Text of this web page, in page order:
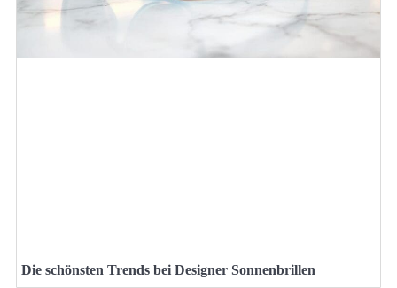
Die schönsten Trends bei Designer Sonnenbrillen